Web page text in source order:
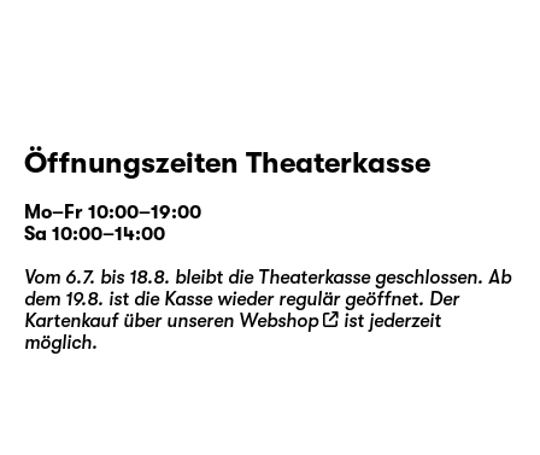
Öffnungszeiten Theaterkasse
Mo–Fr 10:00–19:00
Sa 10:00–14:00
Vom 6.7. bis 18.8. bleibt die Theaterkasse geschlossen. Ab
dem 19.8. ist die Kasse wieder regulär geöffnet. Der
Kartenkauf über unseren Webshop
ist jederzeit
möglich.